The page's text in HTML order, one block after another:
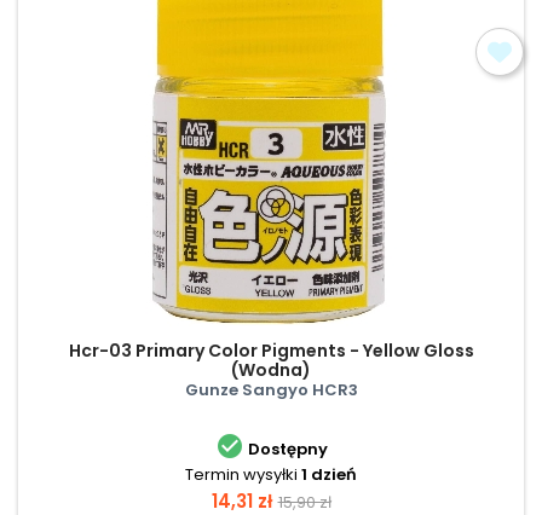
Hcr-03 Primary Color Pigments - Yellow Gloss
(Wodna)
Gunze Sangyo HCR3
 Dostępny
Termin wysyłki 1 dzień
Cena
14,31 zł Cena
15,90 zł